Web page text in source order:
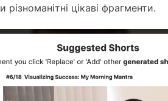
різноманітні цікаві фрагменти.